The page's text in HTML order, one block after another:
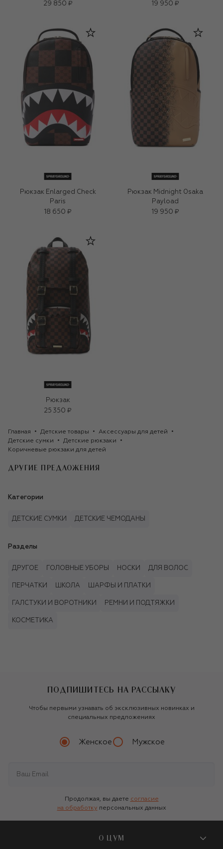
29 850 ₽
19 950 ₽
Рюкзак Enlarged Check
Paris
18 650 ₽
Рюкзак Midnight 0saka
Payload
19 950 ₽
Рюкзак
25 350 ₽
Главная Детские товары
Аксессуары для детей
Детские сумки
Детские рюкзаки
Коричневые рюкзаки для детей
ДРУГИЕ ПРЕДЛОЖЕНИЯ
Категории
ДЕТСКИЕ СУМКИ ДЕТСКИЕ ЧЕМОДАНЫ
Разделы
ДРУГОЕ ГОЛОВНЫЕ УБОРЫ НОСКИ ДЛЯ ВОЛОС
ПЕРЧАТКИ ШКОЛА ШАРФЫ И ПЛАТКИ
ГАЛСТУКИ И ВОРОТНИКИ РЕМНИ И ПОДТЯЖКИ
КОСМЕТИКА
ПОДПИШИТЕСЬ НА РАССЫЛКУ
Чтобы первыми узнавать об эксклюзивных новинках и
специальных предложениях
Женское Мужское
Продолжая, вы даете согласие
на обработку персональных данных
О ЦУМ